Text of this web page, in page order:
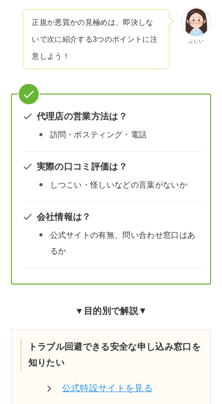
ふじい
正規か悪質かの見極めは、即決しな
いで次に紹介する3つのポイントに注
意しよう！
代理店の営業方法は？
訪問・ポスティング・電話
実際の口コミ評価は？
しつこい・怪しいなどの言葉がないか
会社情報は？
公式サイトの有無、問い合わせ窓口はあ
るか
▼目的別で解説▼
トラブル回避できる安全な申し込み窓口を
知りたい
公式特設サイトを見る